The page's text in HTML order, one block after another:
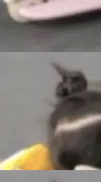
数据
E这
/
全
本该
De
显
。git
Delt
Spa
支
面
的经
：
写
Muse
整个
度